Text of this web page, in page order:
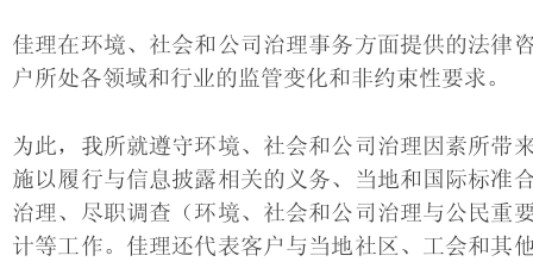
佳理在环境、社会和公司治理事务方面提供的法律
户所处各领域和行业的监管变化和非约束性要求。
为此，我所就遵守环境、社会和公司治理因素所带
施以履行与信息披露相关的义务、当地和国际标准
治理、尽职调查（环境、社会和公司治理与公民重
计等工作。佳理还代表客户与当地社区、工会和其